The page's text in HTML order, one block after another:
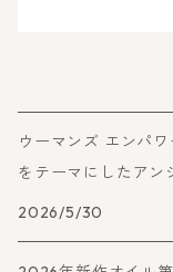
ウーマンズ エンパ
をテーマにしたアン
2026/5/30